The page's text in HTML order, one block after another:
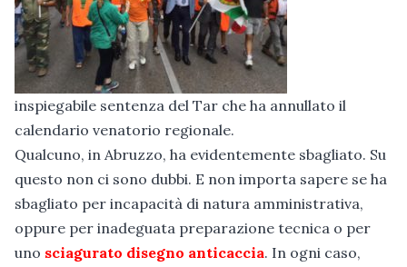
inspiegabile sentenza del Tar che ha annullato il
calendario venatorio regionale.
Qualcuno, in Abruzzo, ha evidentemente sbagliato. Su
questo non ci sono dubbi. E non importa sapere se ha
sbagliato per incapacità di natura amministrativa,
oppure per inadeguata preparazione tecnica o per
uno sciagurato disegno anticaccia. In ogni caso,